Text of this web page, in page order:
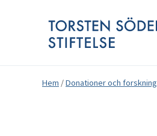
Hem /Donationer och